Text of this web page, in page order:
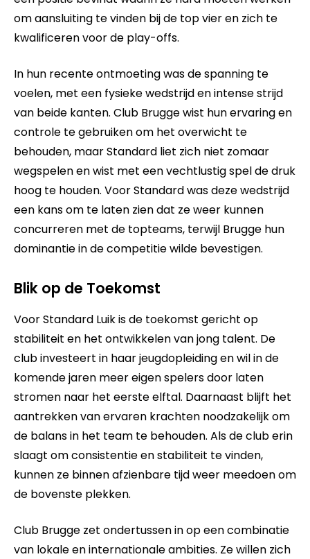
om aansluiting te vinden bij de top vier en zich te
kwalificeren voor de play-offs.
In hun recente ontmoeting was de spanning te
voelen, met een fysieke wedstrijd en intense strijd
van beide kanten. Club Brugge wist hun ervaring en
controle te gebruiken om het overwicht te
behouden, maar Standard liet zich niet zomaar
wegspelen en wist met een vechtlustig spel de druk
hoog te houden. Voor Standard was deze wedstrijd
een kans om te laten zien dat ze weer kunnen
concurreren met de topteams, terwijl Brugge hun
dominantie in de competitie wilde bevestigen.
Blik op de Toekomst
Voor Standard Luik is de toekomst gericht op
stabiliteit en het ontwikkelen van jong talent. De
club investeert in haar jeugdopleiding en wil in de
komende jaren meer eigen spelers door laten
stromen naar het eerste elftal. Daarnaast blijft het
aantrekken van ervaren krachten noodzakelijk om
de balans in het team te behouden. Als de club erin
slaagt om consistentie en stabiliteit te vinden,
kunnen ze binnen afzienbare tijd weer meedoen om
de bovenste plekken.
Club Brugge zet ondertussen in op een combinatie
van lokale en internationale ambities. Ze willen zich